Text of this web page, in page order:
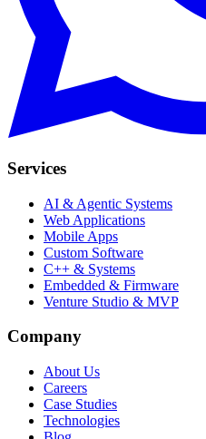
Services
AI & Agentic Systems
Web Applications
Mobile Apps
Custom Software
C++ & Systems
Embedded & Firmware
Venture Studio & MVP
Company
About Us
Careers
Case Studies
Technologies